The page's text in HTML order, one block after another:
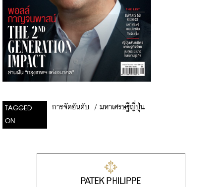
TAGGED
ON
การจัดอันดับ / มหาเศรษฐีญี่ปุ่น